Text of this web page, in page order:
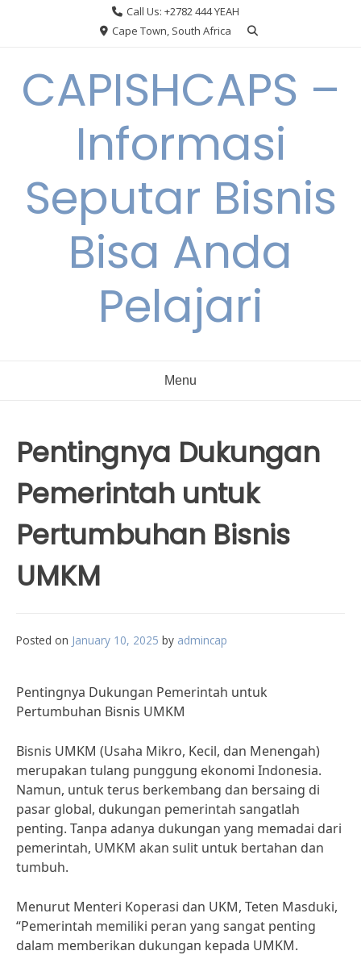
Call Us: +2782 444 YEAH
Cape Town, South Africa
CAPISHCAPS –
Informasi
Seputar Bisnis
Bisa Anda
Pelajari
Menu
Pentingnya Dukungan
Pemerintah untuk
Pertumbuhan Bisnis
UMKM
Posted on January 10, 2025 by admincap
Pentingnya Dukungan Pemerintah untuk
Pertumbuhan Bisnis UMKM
Bisnis UMKM (Usaha Mikro, Kecil, dan Menengah)
merupakan tulang punggung ekonomi Indonesia.
Namun, untuk terus berkembang dan bersaing di
pasar global, dukungan pemerintah sangatlah
penting. Tanpa adanya dukungan yang memadai dari
pemerintah, UMKM akan sulit untuk bertahan dan
tumbuh.
Menurut Menteri Koperasi dan UKM, Teten Masduki,
“Pemerintah memiliki peran yang sangat penting
dalam memberikan dukungan kepada UMKM.